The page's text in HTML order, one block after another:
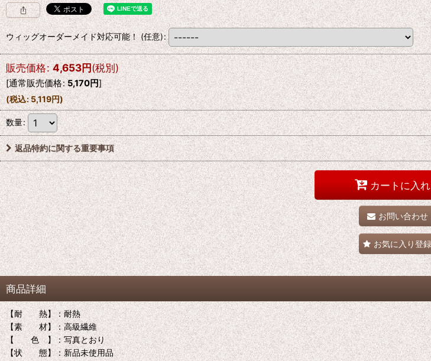
ウィッグオーダーメイド対応可能！(任意):
販売価格: 4,653円(税別)
[通常販売価格: 5,170円]
(税込:5,119円)
数量:
返品特約に関する重要事項
カートに入
お問い合わせ
お気に入り登録
商品詳細
【耐 熱】：耐熱
【素 材】：高級繊維
【 色 】：写真とおり
【状 態】：新品未使用品